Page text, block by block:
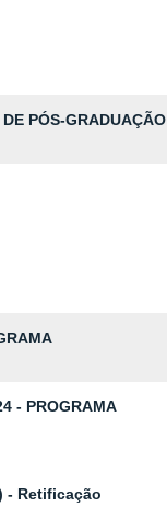
PÓS-GRADUAÇÃO
- PROGRAMA
- Retificação